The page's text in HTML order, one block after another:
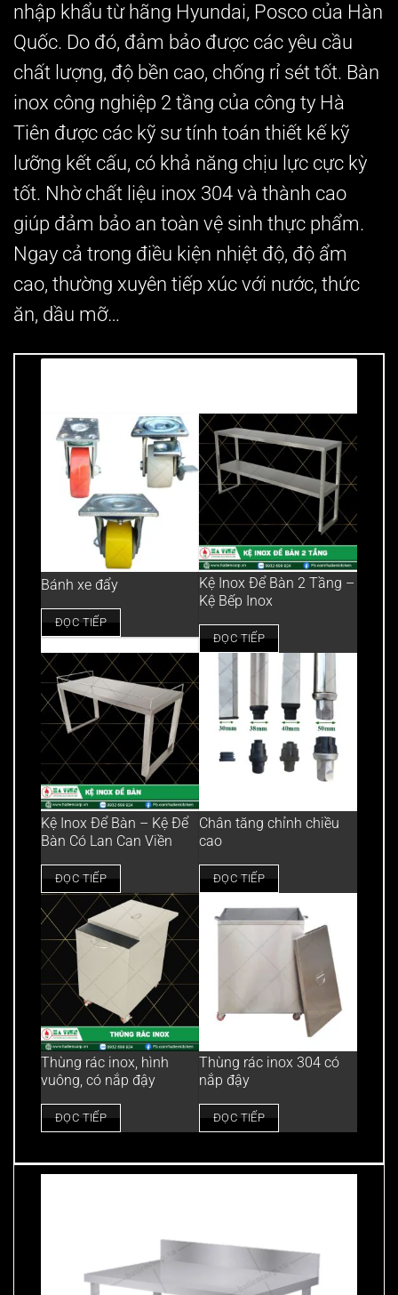
nhập khẩu từ hãng Hyundai, Posco của Hàn
Quốc. Do đó, đảm bảo được các yêu cầu
chất lượng, độ bền cao, chống rỉ sét tốt. Bàn
inox công nghiệp 2 tầng của công ty Hà
Tiên được các kỹ sư tính toán thiết kế kỹ
lưỡng kết cấu, có khả năng chịu lực cực kỳ
tốt. Nhờ chất liệu inox 304 và thành cao
giúp đảm bảo an toàn vệ sinh thực phẩm.
Ngay cả trong điều kiện nhiệt độ, độ ẩm
cao, thường xuyên tiếp xúc với nước, thức
ăn, dầu mỡ…
Bánh xe đẩy
ĐỌC TIẾP
Kệ Inox Để Bàn 2 Tầng –
Kệ Bếp Inox
ĐỌC TIẾP
Kệ Inox Để Bàn – Kệ Để
Bàn Có Lan Can Viền
ĐỌC TIẾP
Chân tăng chỉnh chiều
cao
ĐỌC TIẾP
Thùng rác inox, hình
vuông, có nắp đậy
ĐỌC TIẾP
Thùng rác inox 304 có
nắp đậy
ĐỌC TIẾP